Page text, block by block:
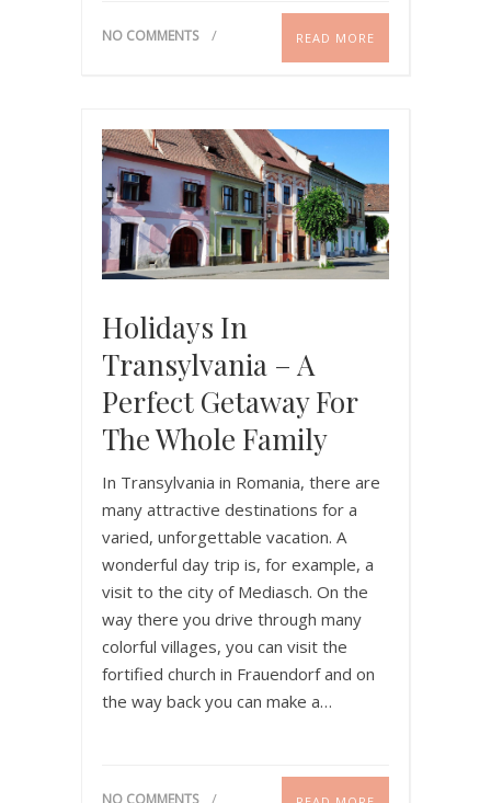
NO COMMENTS READ MORE
Holidays In
Transylvania – A
Perfect Getaway For
The Whole Family
In Transylvania in Romania, there are
many attractive destinations for a
varied, unforgettable vacation. A
wonderful day trip is, for example, a
visit to the city of Mediasch. On the
way there you drive through many
colorful villages, you can visit the
fortified church in Frauendorf and on
the way back you can make a…
NO COMMENTS